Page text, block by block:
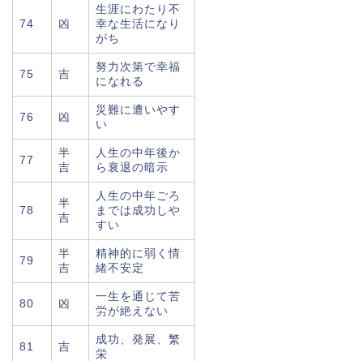
74 凶
生涯にわたり不
幸な生活になり
がち
75 吉
努力次第で幸福
になれる
76 凶
災難に遭いやす
い
77
半
吉
人生の中年後か
ら衰退の暗示
78
半
吉
人生の中年ごろ
までは成功しや
すい
79
半
吉
精神的に弱く情
緒不安定
80 凶
一生を通じて苦
労が絶えない
81 吉
成功、発展、繁
栄